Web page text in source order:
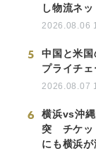
し物流ネ
2026.08.06
5
中国と米
プライチ
2026.08.07
6
横浜vs沖
突 チケッ
にも横浜